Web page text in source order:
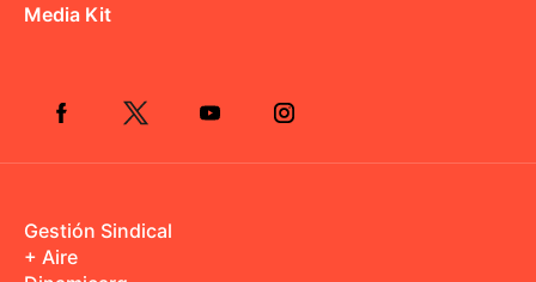
Media Kit
Gestión Sindical
+ Aire